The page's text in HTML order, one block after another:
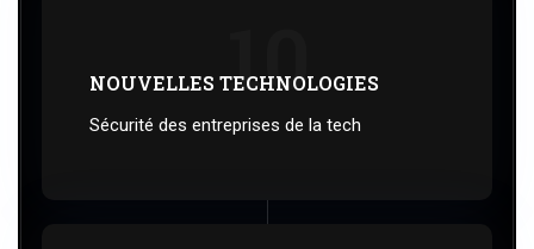
NOUVELLES TECHNOLOGIES
Sécurité des entreprises de la tech
10